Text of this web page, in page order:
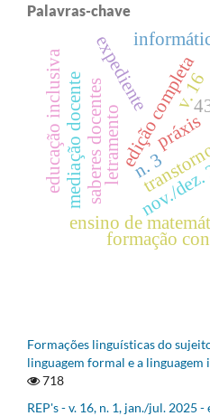
Palavras-chave
edição completa
v. 16
n. 3
nov./
expediente
ensino de
formação
mediação docente
educação inclusiva letramento práxis
saberes docentes
Formações linguísticas do
linguagem formal e a linguagem
718
REP's - v. 16, n. 1, jan./jul. 2025